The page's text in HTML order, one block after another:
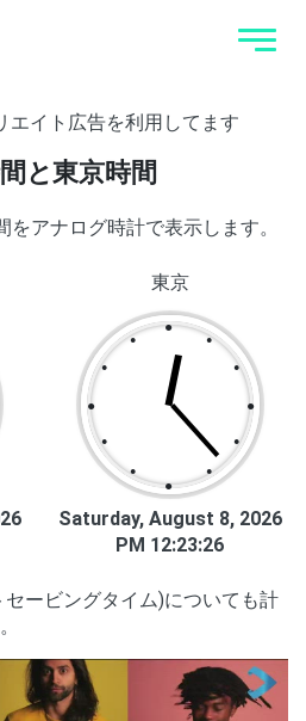
エイト広告を利用してます
と東京時間
アナログ時計で表示します。
東京
●
●
●
●
●
●
●
●
●
●
●
●
Saturday, August 8, 2026
PM 12:23:26
ービングタイム)についても計